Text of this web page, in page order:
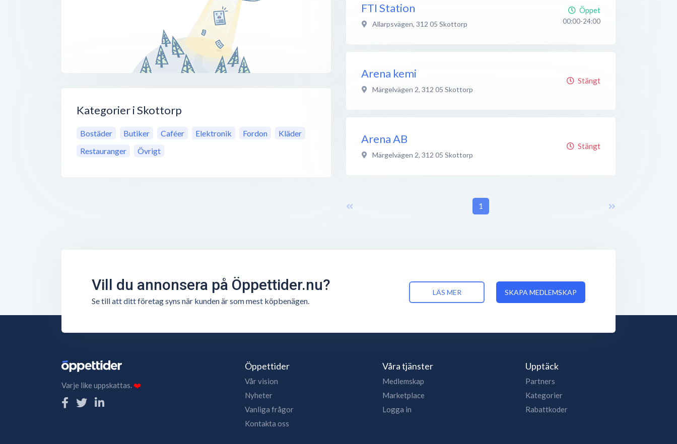
Kategorier i Skottorp
Bostäder Butiker Caféer Elektronik Fordon
Kläder
Restauranger
Övrigt
FTI Station
Allarpsvägen, 312 05 Skottorp
Öppet
00:00-24:00
Arena kemi
Märgelvägen 2, 312 05 Skottorp
Stängt
Arena AB
Märgelvägen 2, 312 05 Skottorp
Stängt
1
Vill du annonsera på Öppettider.nu?
Se till att ditt företag syns när kunden är som mest köpbenägen.
LÄS MER SKAPA MEDLEMSKAP
Varje like uppskattas.❤️
Öppettider
Vår vision
Nyheter
Vanliga frågor
Kontakta oss
Våra tjänster
Medlemskap
Marketplace
Logga in
Upptäck
Partners
Kategorier
Rabattkoder